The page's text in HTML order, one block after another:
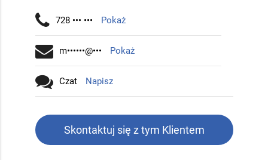
728 ••• ••• Pokaż
m••••••@••• Pokaż
Czat Napisz
Skontaktuj się z tym Klientem